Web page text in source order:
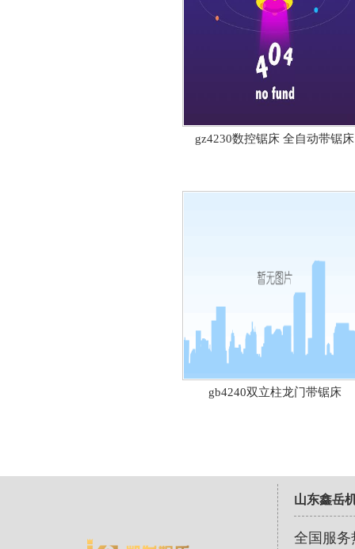
gz4230数控锯床 全自动带锯床
gb4240双立柱龙门带锯床
山东鑫岳
全国服务